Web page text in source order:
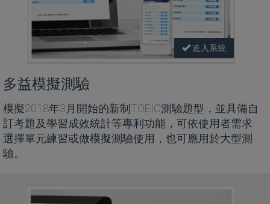
進入系統
多益模擬測驗
模擬2018年3月開始的新制TOEIC測驗題型，並具備自
訂考題及學習成效統計等專利功能，可依使用者需求
選擇單元練習或做模擬測驗使用，也可應用於大型測
驗。